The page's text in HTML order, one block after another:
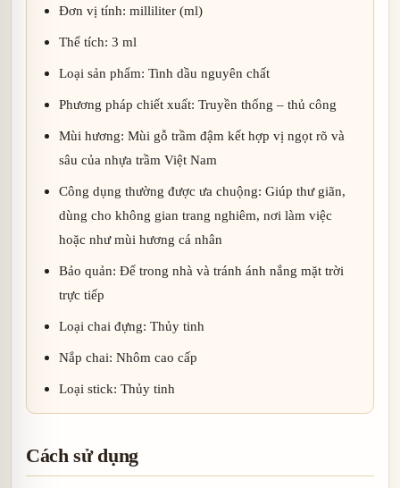
Đơn vị tính: milliliter (ml)
Thể tích: 3 ml
Loại sản phẩm: Tinh dầu nguyên chất
Phương pháp chiết xuất: Truyền thống – thủ công
Mùi hương: Mùi gỗ trầm đậm kết hợp vị ngọt rõ và
sâu của nhựa trầm Việt Nam
Công dụng thường được ưa chuộng: Giúp thư giãn,
dùng cho không gian trang nghiêm, nơi làm việc
hoặc như mùi hương cá nhân
Bảo quản: Để trong nhà và tránh ánh nắng mặt trời
trực tiếp
Loại chai đựng: Thủy tinh
Nắp chai: Nhôm cao cấp
Loại stick: Thủy tinh
Cách sử dụng